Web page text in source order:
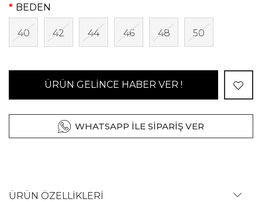
BEDEN
40 42 44 46 48 50
ÜRÜN GELİNCE HABER VER !
WHATSAPP İLE SİPARİŞ VER
ÜRÜN ÖZELLİKLERİ